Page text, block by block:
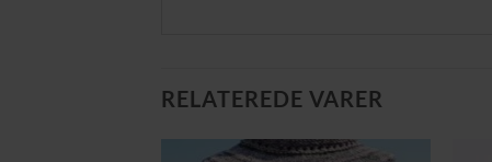
RELATEREDE VARER